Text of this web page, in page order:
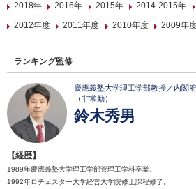
2018年
2016年 2015年 2014-2015年
2012年度
2011年度 2010年度 2009年
ランキング監修
慶應義塾大学理工学部教授／内閣
（非常勤）
鈴木秀男
【経歴】
1989年慶應義塾大学理工学部管理工学科卒業。
1992年ロチェスター大学経営大学院修士課程修了。